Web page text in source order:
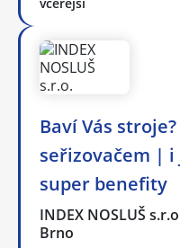
Baví Vás
seřizovačem |
super benefity
INDEX NOSLUŠ
Brno